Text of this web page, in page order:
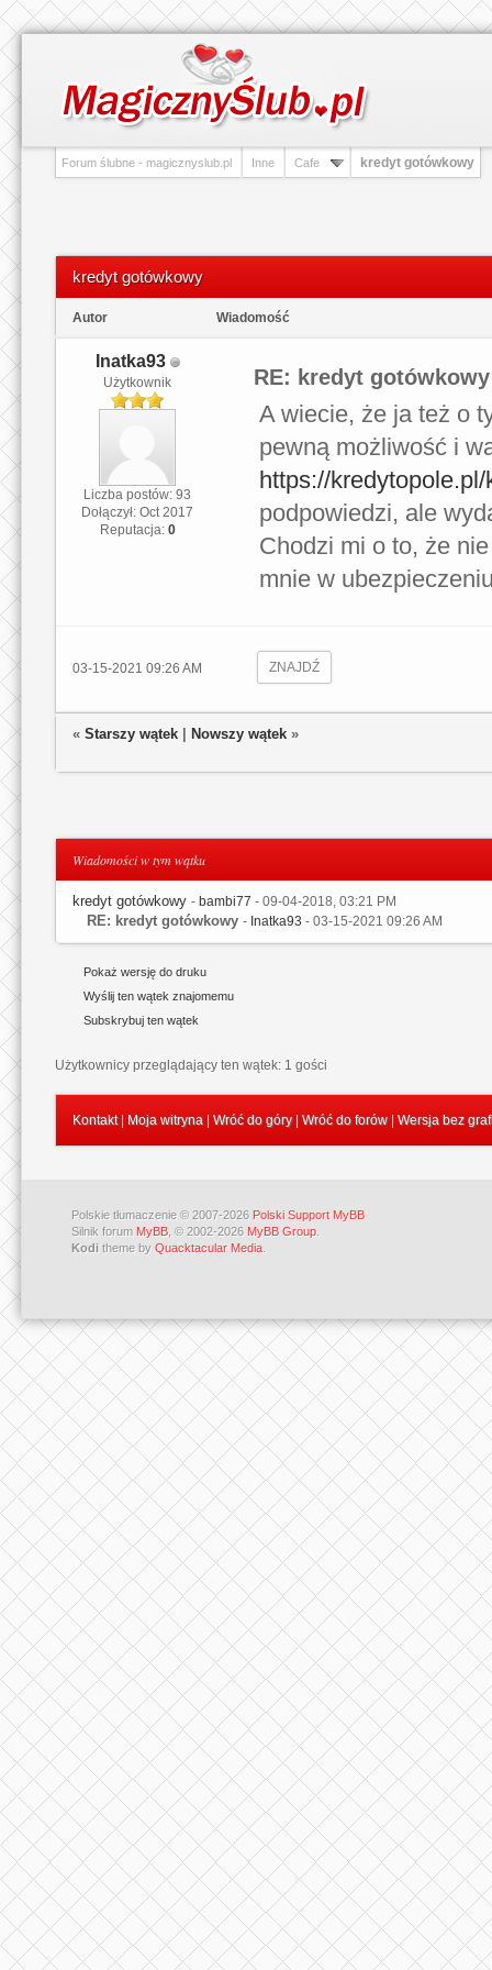
Forum ślubne - magicznyslub.pl Inne Cafe kredyt gotówkowy
kredyt gotówkowy
Autor Wiadomość
Inatka93
Użytkownik
Liczba postów: 93
Dołączył: Oct 2017
Reputacja: 0
RE: kredyt gotówkowy
A wiecie, że ja też o
pewną możliwość i
https://
podpowiedzi, ale
Chodzi mi o to, że
mnie w
03-15-2021 09:26 AM ZNAJDŹ
« Starszy wątek Nowszy wątek »
Wiadomości w tym wątku
kredyt gotówkowy - bambi77 - 09-04-2018, 03:21 PM
RE: kredyt gotówkowy - Inatka93 - 03-15-2021 09:26 AM
Pokaż wersję do druku
Wyślij ten wątek znajomemu
Subskrybuj ten wątek
Użytkownicy przeglądający ten wątek: 1 gości
Kontakt| Moja witryna Wróć do góry| Wróć do forów| Wersja bez
Polskie tłumaczenie © 2007-2026 Polski Support MyBB
Silnik forum MyBB , © 2002-2026 MyBB Group
Kodi theme by Quacktacular Media